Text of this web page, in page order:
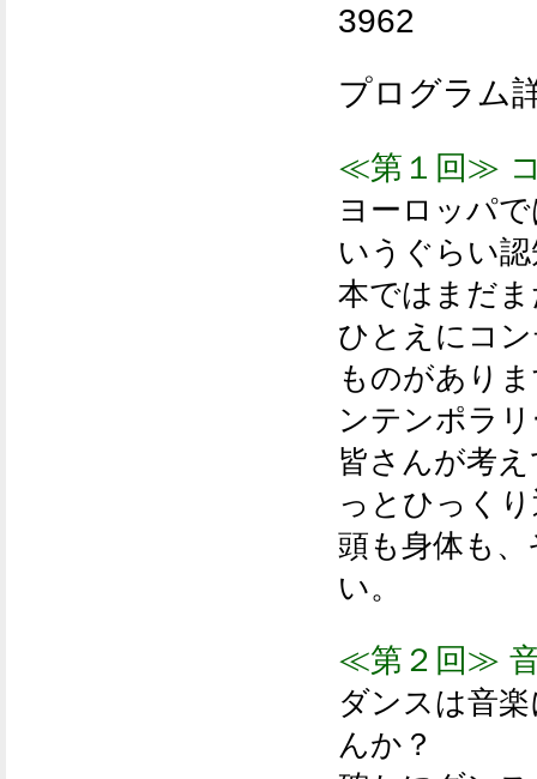
3962
プログラム
≪第１回≫ コ
ヨーロッパ
いうぐらい
本ではまだ
ひとえにコ
ものがあり
ンテンポラ
皆さんが考
っとひっく
頭も身体も
い。
≪第２回≫ 音
ダンスは音
んか？